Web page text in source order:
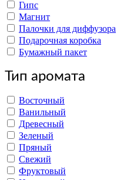
Гипс
Магнит
Палочки для диффузора
Подарочная коробка
Бумажный пакет
Тип аромата
Восточный
Ванильный
Древесный
Зеленый
Пряный
Свежий
Фруктовый